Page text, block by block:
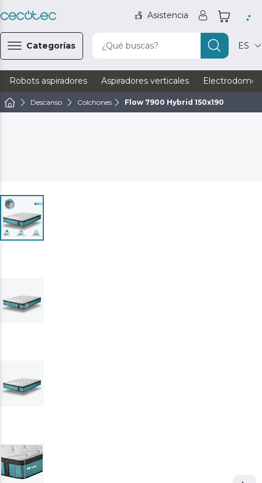
Asistencia
Categorías ¿Qué buscas? ES
Robots aspiradores Aspiradores verticales
Descanso Colchones Flow 7900 Hybrid 150x190